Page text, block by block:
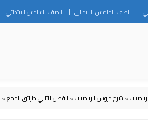
Skip
to
الصف الخامس الابتدائي الصف السادس الابتدائي
»شرح دروس الرياضيات»الفصل الثاني طرائق الجمع»